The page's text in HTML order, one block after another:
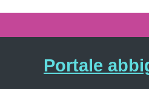
Portale